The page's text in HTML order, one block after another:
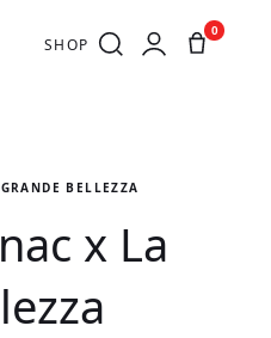
SHOP
0
BELLEZZA
x La